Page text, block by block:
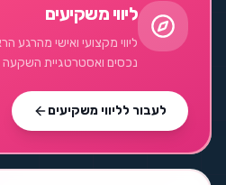
ליווי משקיעים
ליווי מקצועי ואישי מהרגע
נכסים ואסטרטגיית
לעבור לליווי משקיעים